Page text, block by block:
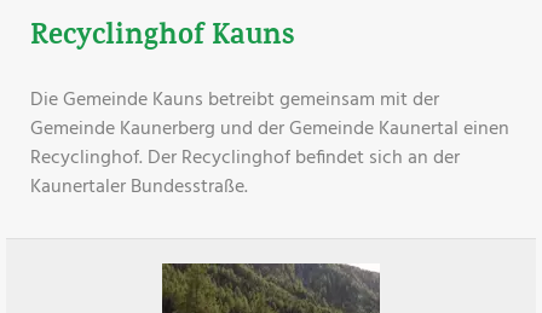
Recyclinghof Kauns
Die Gemeinde Kauns betreibt gemeinsam mit der
Gemeinde Kaunerberg und der Gemeinde Kaunertal einen
Recyclinghof. Der Recyclinghof befindet sich an der
Kaunertaler Bundesstraße.